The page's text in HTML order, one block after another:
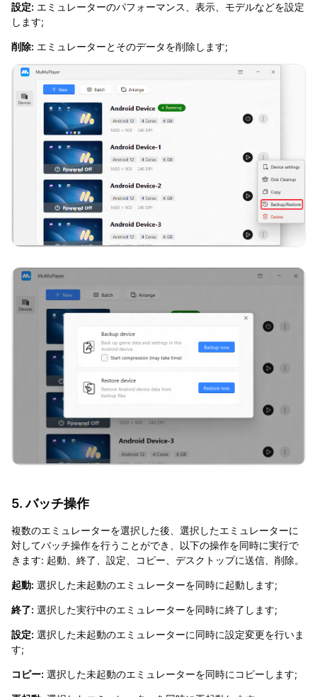
設定: エミュレーターのパフォーマンス、表示、モデルなどを設定
します;
削除: エミュレーターとそのデータを削除します;
5. バッチ操作
複数のエミュレーターを選択した後、選択したエミュレーターに
対してバッチ操作を行うことができ、以下の操作を同時に実行で
きます: 起動、終了、設定、コピー、デスクトップに送信、削除。
起動: 選択した未起動のエミュレーターを同時に起動します;
終了: 選択した実行中のエミュレーターを同時に終了します;
設定: 選択した未起動のエミュレーターに同時に設定変更を行いま
す;
コピー: 選択した未起動のエミュレーターを同時にコピーします;